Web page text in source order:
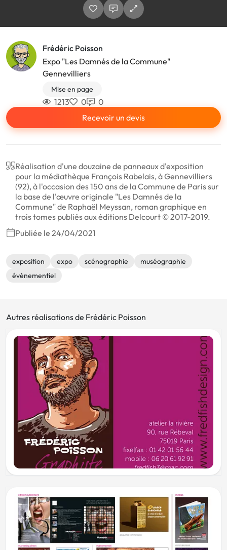
Frédéric Poisson
Expo "Les Damnés de la Commune"
Gennevilliers
Mise en page
1213 0
0
Recevoir un devis
Réalisation d'une douzaine de panneaux d'exposition
pour la médiathèque François Rabelais, à Gennevilliers
(92), à l'occasion des 150 ans de la Commune de Paris sur
la base de l'œuvre originale "Les Damnés de la
Commune" de Raphaël Meyssan, roman graphique en
trois tomes publiés aux éditions Delcourt © 2017-2019.
Publiée le 24/04/2021
exposition expo scénographie
muséographie
évènementiel
Autres réalisations de Frédéric Poisson